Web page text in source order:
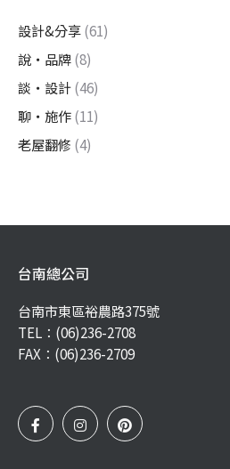
設計&分享(61)
說・品牌(8)
談・設計(46)
聊・施作(11)
老屋翻修 (4)
台南總公司
台南市東區裕農路375號
TEL： (06)236-2708
FAX：(06)236-2709